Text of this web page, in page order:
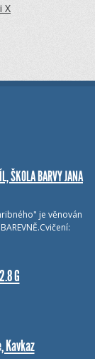
X
ŠKOLA BARVY JANA
je věnován
G